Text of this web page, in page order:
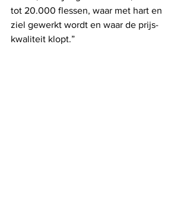
tot 20.000 flessen, waar met hart en
ziel gewerkt wordt en waar de prijs-
kwaliteit klopt.”